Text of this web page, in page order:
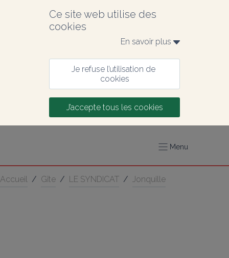
Ce site web utilise des
cookies
En savoir plus
Je refuse l’utilisation de
cookies
J’accepte tous les cookies
Menu
Accueil / Gîte / LE SYNDICAT / Jonquille